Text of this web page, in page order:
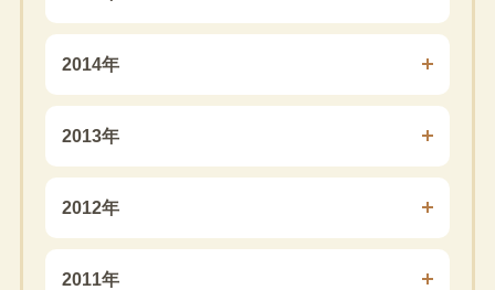
2014年
2013年
2012年
2011年